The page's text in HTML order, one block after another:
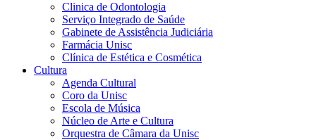
Clinica de Odontologia
Serviço Integrado de Saúde
Gabinete de Assistência Judiciária
Farmácia Unisc
Clínica de Estética e Cosmética
Cultura
Agenda Cultural
Coro da Unisc
Escola de Música
Núcleo de Arte e Cultura
Orquestra de Câmara da Unisc